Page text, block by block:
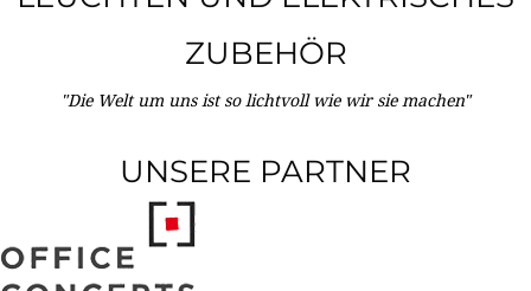
ZUBEHÖR
"Die Welt um uns ist so lichtvoll wie wir sie machen"
UNSERE PARTNER